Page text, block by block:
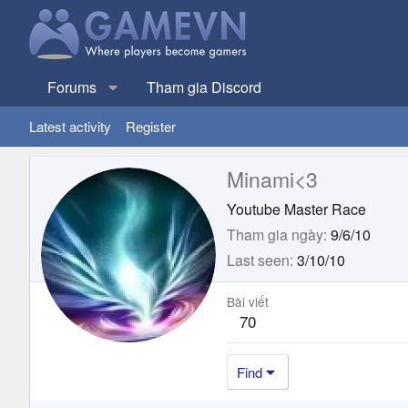
Forums Tham gia Discord
Latest activity Register
Minami<3
Youtube Master Race
Tham gia ngày 9/6/10
Last seen 3/10/10
Bài viết
70
Find